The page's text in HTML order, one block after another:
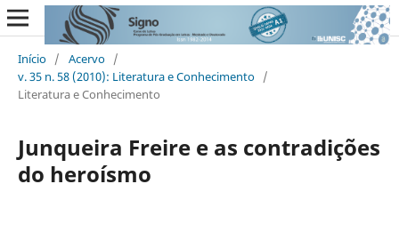
Início / Acervo /
v. 35 n. 58 (2010): Literatura e Conhecimento /
Literatura e Conhecimento
Junqueira Freire e as contradições
do heroísmo